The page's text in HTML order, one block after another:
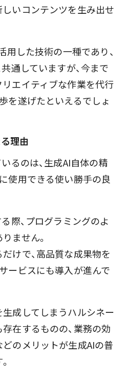
いコンテンツを生み出せ
用した技術の一種であり、
通していますが、今まで
エイティブな作業を代行
を遂げたといえるでしょ
理由
るのは、生成AI自体の精
使用できる使い勝手の良
際、プログラミングのよ
ません。
けで、高品質な成果物を
ービスにも導入が進んで
成してしまうハルシネー
在するものの、業務の効
のメリットが生成AIの普